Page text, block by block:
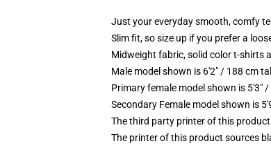
Just your everyday smooth, comfy
Slim fit, so size up if you prefer a
Midweight fabric, solid color t-shirts
Male model shown is 6'2" / 188 cm
Primary female model shown is 5'3"
Secondary Female model shown is
The third party printer of this
The printer of this product sources